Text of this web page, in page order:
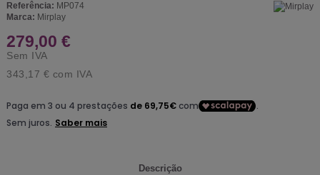
Referência: MP074
Marca: Mirplay
279,00 €
Sem IVA
343,17 € com IVA
Descrição